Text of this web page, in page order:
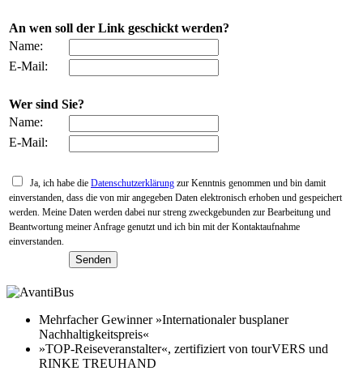
An wen soll der Link geschickt werden?
Name:
E-Mail:
Wer sind Sie?
Name:
E-Mail:
Ja, ich habe die Datenschutzerklärung zur Kenntnis genommen und bin damit
einverstanden, dass die von mir angegeben Daten elektronisch erhoben und gespeichert
werden. Meine Daten werden dabei nur streng zweckgebunden zur Bearbeitung und
Beantwortung meiner Anfrage genutzt und ich bin mit der Kontaktaufnahme
einverstanden.
Mehrfacher Gewinner »Internationaler busplaner
Nachhaltigkeitspreis«
»TOP-Reiseveranstalter«, zertifiziert von tourVERS und
RINKE TREUHAND